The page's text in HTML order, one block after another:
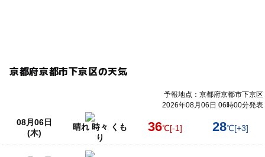
京都府京都市下京区の天気
予報地点：京都府京都市下京区
2026年08月06日 06時00分発表
08月06日
(木)
晴れ 時々 くも
り
36℃[-1] 28℃[+3]